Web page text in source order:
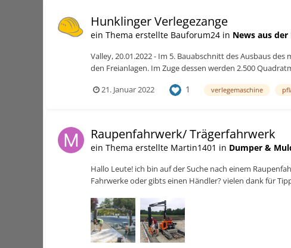
Hunklinger Verlegezange
ein Thema erstellte Bauforum24 in News aus
Valley, 20.01.2022 - Im 5. Bauabschnitt des Ausbaus
den Freianlagen. Im Zuge dessen werden 2.500
21. Januar 2022
1 verlegemaschine
Raupenfahrwerk/ Trägerfahrwerk
ein Thema erstellte Martin1401 in Dumper &
Hallo Leute! ich bin auf der Suche nach einem
Fahrwerke oder gibts einen Händler? vielen dank für